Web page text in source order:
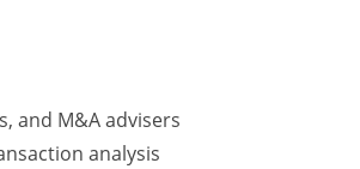
London, die sich auf die
spezialisiert hat, bei denen
kann. Mit operativen Wurzeln
and M&A advisers
analysis